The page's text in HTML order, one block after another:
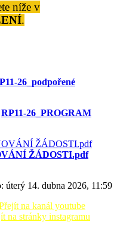
níže v
.
26_podpořené
RP11-26_PROGRAM
ŽÁDOSTI.pdf
úterý 14. dubna 2026, 11:59